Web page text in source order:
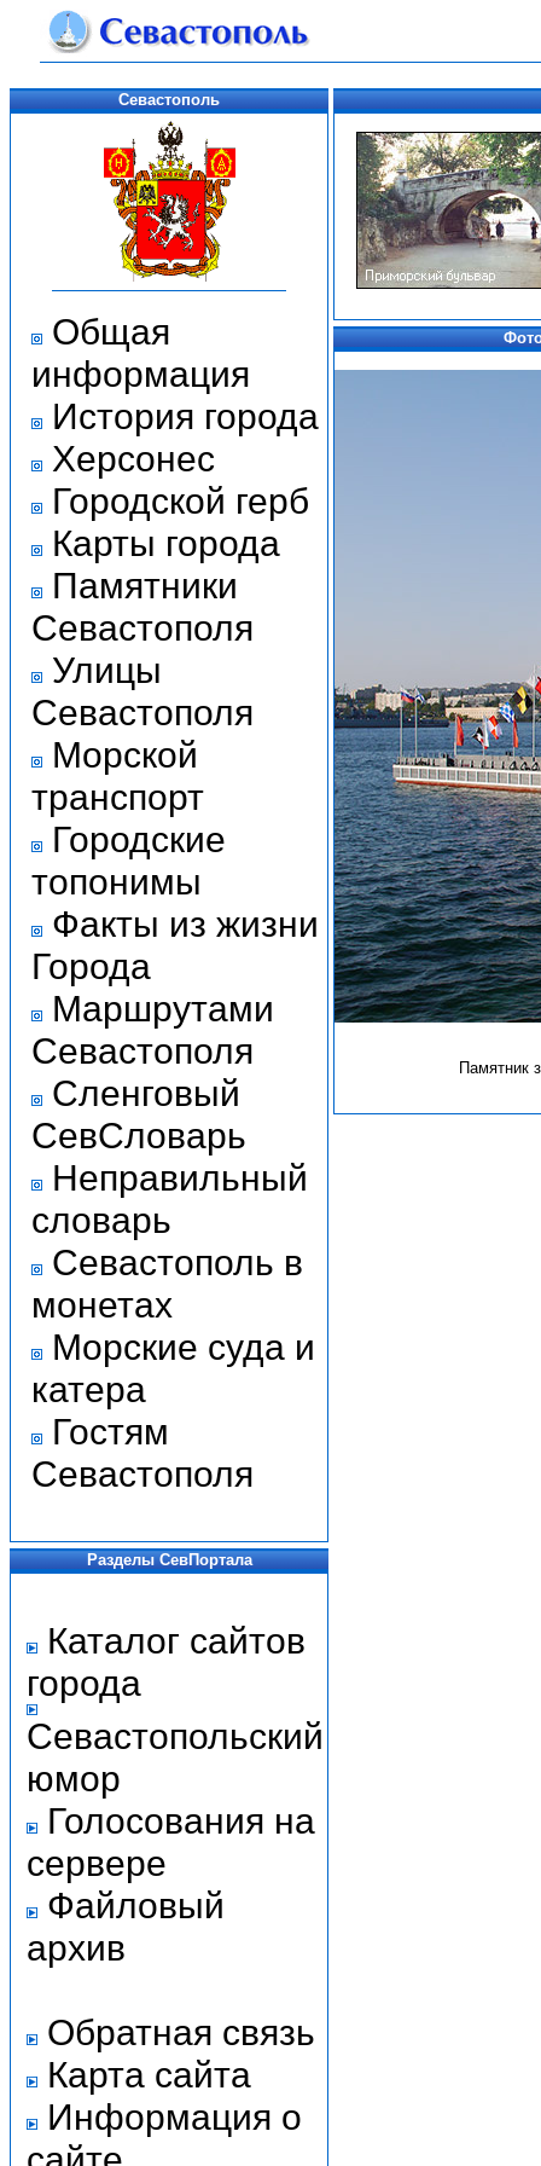
Севастополь
Общая
информация
История города
Херсонес
Городской герб
Карты города
Памятники
Севастополя
Улицы
Севастополя
Морской
транспорт
Городские
топонимы
Факты из жизни
Города
Маршрутами
Севастополя
Сленговый
СевСловарь
Неправильный
словарь
Севастополь в
монетах
Морские суда и
катера
Гостям
Севастополя
Разделы СевПортала
Каталог сайтов
города
Севастопольский
юмор
Голосования на
сервере
Файловый
архив
Обратная связь
Карта сайта
Информация о
Памятник